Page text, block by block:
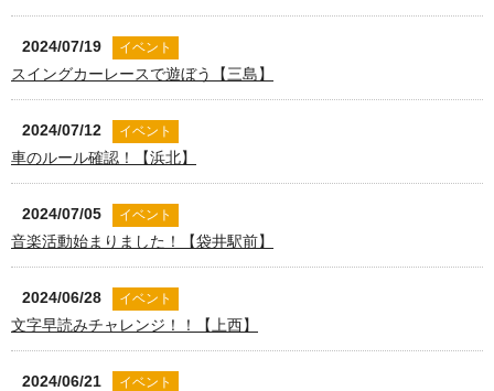
2024/07/19 イベント
スイングカーレースで遊ぼう【三島】
2024/07/12 イベント
車のルール確認！【浜北】
2024/07/05 イベント
音楽活動始まりました！【袋井駅前】
2024/06/28 イベント
文字早読みチャレンジ！！【上西】
2024/06/21 イベント